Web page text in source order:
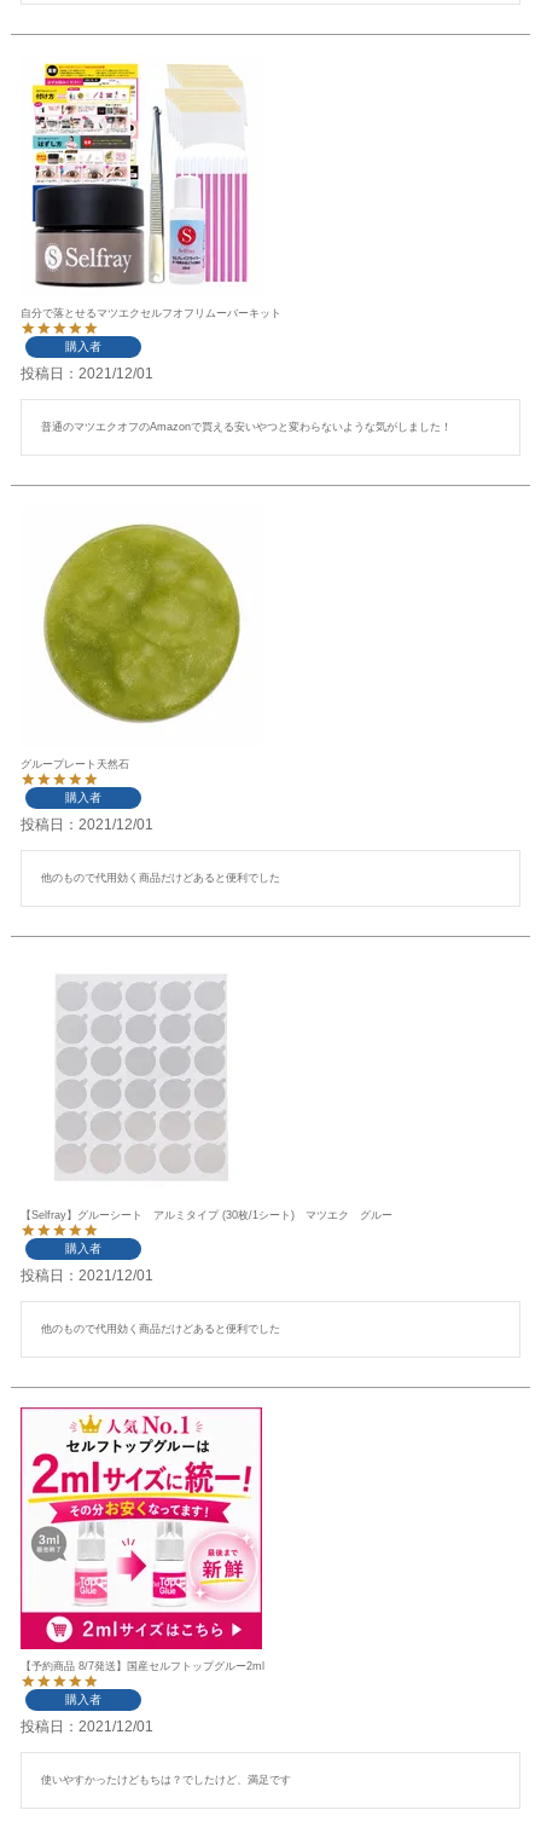
自分で落とせるマツエクセルフオフリムーバーキット
購入者
投稿日 2021/12/01
普通のマツエクオフのAmazonで買える安いやつと変わらないような気がしました！
グループレート天然石
購入者
投稿日 2021/12/01
他のもので代用効く商品だけどあると便利でした
【Selfray】グルーシート アルミタイプ (30枚/1シート) マツエク グルー
購入者
投稿日 2021/12/01
他のもので代用効く商品だけどあると便利でした
【予約商品 8/7発送】国産セルフトップグルー2ml
購入者
投稿日 2021/12/01
使いやすかったけどもちは？でしたけど、満足です